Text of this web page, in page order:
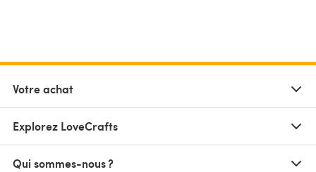
Votre achat
Explorez LoveCrafts
Qui sommes-nous ?